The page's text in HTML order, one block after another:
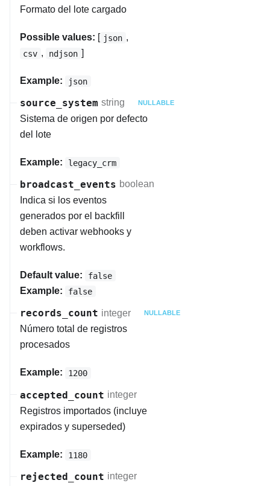
Formato del lote cargado
Possible values: [ json ,
csv , ndjson ]
Example: json
source_system string NULLABLE
Sistema de origen por defecto
del lote
Example: legacy_crm
broadcast_events boolean
Indica si los eventos
generados por el backfill
deben activar webhooks y
workflows.
Default value: false
Example: false
records_count integer NULLABLE
Número total de registros
procesados
Example: 1200
accepted_count integer
Registros importados (incluye
expirados y superseded)
Example: 1180
rejected_count integer